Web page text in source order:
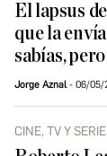
El lapsus
que la
sabías,
Jorge Aznal 06/05/
CINE, TV Y